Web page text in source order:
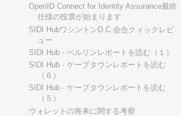
OpenID Connect for Identity Assurance最終
仕様の投票が始まります
SIDI HubワシントンD.C.会合クィックレビ
ュー
SIDI Hub - ベルリンレポートを読む（１）
SIDI Hub - ケープタウンレポートを読む
（６）
SIDI Hub - ケープタウンレポートを読む
（５）
ウォレットの将来に関する考察